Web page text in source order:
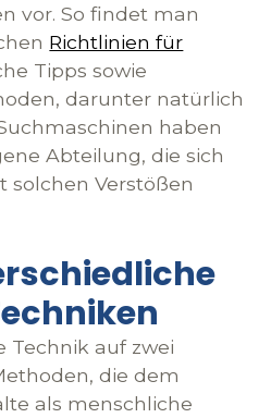
vor. So findet man
Richtlinien für
Tipps sowie
darunter natürlich
haben
Abteilung, die sich
solchen Verstößen
Technik auf zwei
die dem
als menschliche